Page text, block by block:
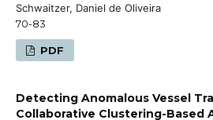
Schwaitzer, Daniel de Oliveira
70-83
PDF
Detecting Anomalous Vessel
Collaborative Clustering-Based